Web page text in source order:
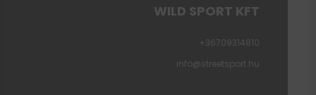
WILD SPORT KFT
+36709314810
info@streetsport.hu